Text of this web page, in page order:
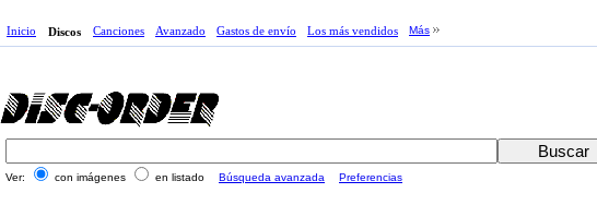
Inicio Discos Canciones Avanzado Gastos de envío Los más vendidos Más
Ver: con imágenes en listado Búsqueda avanzada Preferencias